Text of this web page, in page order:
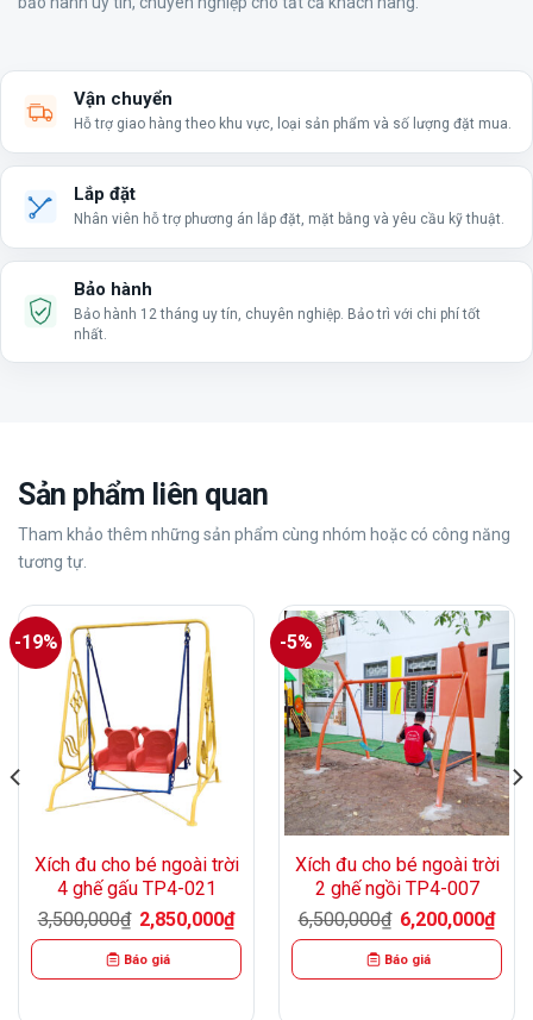
Vận chuyển
Hỗ trợ giao hàng theo khu vực, loại sản phẩm và số lượng đặt mua.
Lắp đặt
Nhân viên hỗ trợ phương án lắp đặt, mặt bằng và yêu cầu kỹ thuật.
Bảo hành
Bảo hành 12 tháng uy tín, chuyên nghiệp. Bảo trì với chi phí tốt
nhất.
Sản phẩm liên quan
Tham khảo thêm những sản phẩm cùng nhóm hoặc có công năng
tương tự.
-19%
Xích đu cho bé ngoài trời
4 ghế gấu TP4-021
3,500,000₫ Giá
gốc
3,500,000₫.
2,850,000₫Giá
hiện
tại
2,850,000₫.
Báo giá
-5%
Xích đu cho bé ngoài trời
2 ghế ngồi TP4-007
6,500,000₫ Giá
gốc
6,500,000₫.
6,200,000₫Giá
hiện
tại
Báo giá